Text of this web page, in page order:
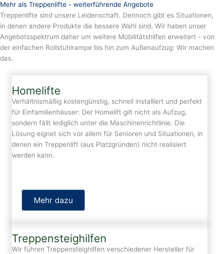
Mehr als Treppenlifte - weiterführende Angebote
Treppenlifte sind unsere Leidenschaft. Dennoch gibt es Situationen,
in denen andere Produkte die bessere Wahl sind. Wir haben unser
Angebotsspektrum daher um weitere Mobilitätshilfen erweitert - von
der einfachen Rollstuhlrampe bis hin zum Außenaufzug: Wir machen
das.
Homelifte
Verhältnismäßig kostengünstig, schnell installiert und perfekt
für Einfamilienhäuser: Der Homelift gilt nicht als Aufzug,
sondern fällt lediglich unter die Maschinenrichtlinie. Die
Lösung eignet sich vor allem für Senioren und Situationen, in
denen ein Treppenlift (aus Platzgründen) nicht realisiert
werden kann.
Mehr dazu
Treppensteighilfen
Wir führen Treppensteighilfen verschiedener Hersteller für